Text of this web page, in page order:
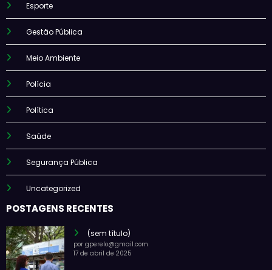
Esporte
Gestão Pública
Meio Ambiente
Polícia
Política
Saúde
Segurança Pública
Uncategorized
POSTAGENS RECENTES
(sem título)
por gperelo@gmail.com
17 de abril de 2025